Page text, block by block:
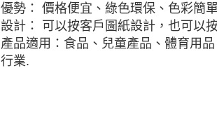
優勢： 價格便宜、綠色環保、色彩簡
設計： 可以按客戶圖紙設計，也可以
產品適用：食品、兒童產品、體育用
行業.